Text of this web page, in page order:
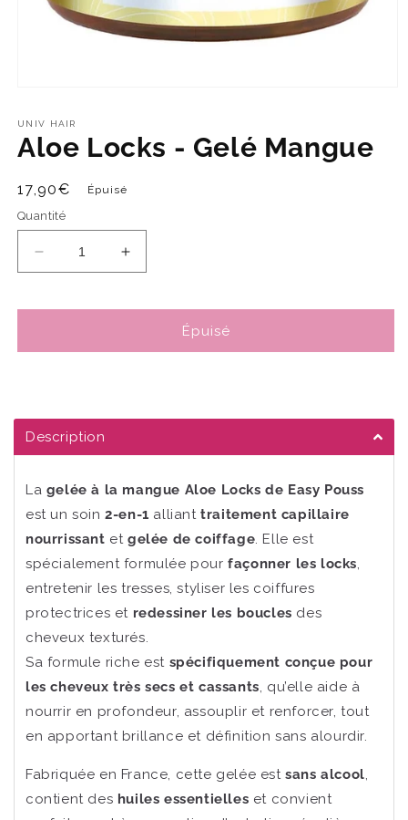
UNIV HAIR
Aloe Locks - Gelé Mangue
Prix
habituel
17,90€ Épuisé
Quantité
Réduire
la
Locks
Augmenter
la
Locks
Épuisé
Description
La gelée à la mangue Aloe Locks de Easy Pouss
est un soin2-en-1 allianttraitement capillaire
nourrissant etgelée de coiffage. Elle est
spécialement formulée pourfaçonner les locks,
entretenir les tresses, styliser les coiffures
protectrices et redessiner les boucles des
cheveux texturés.
Sa formule riche est spécifiquement conçue pour
les cheveux très secs et cassants, qu’elle aide à
nourrir en profondeur, assouplir et renforcer, tout
en apportant brillance et définition sans alourdir.
Fabriquée en France, cette gelée estsans alcool,
contient des huiles essentielles et convient